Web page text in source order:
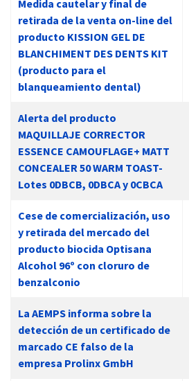
Medida cautelar y final de
retirada de la venta on-line del
producto KISSION GEL DE
BLANCHIMENT DES DENTS KIT
(producto para el
blanqueamiento dental)
Alerta del producto
MAQUILLAJE CORRECTOR
ESSENCE CAMOUFLAGE+ MATT
CONCEALER 50 WARM TOAST-
Lotes 0DBCB, 0DBCA y 0CBCA
Cese de comercialización, uso
y retirada del mercado del
producto biocida Optisana
Alcohol 96º con cloruro de
benzalconio
La AEMPS informa sobre la
detección de un certificado de
marcado CE falso de la
empresa Prolinx GmbH